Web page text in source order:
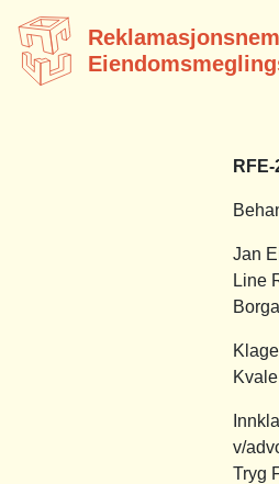
Jan
Line
v/
Tryg